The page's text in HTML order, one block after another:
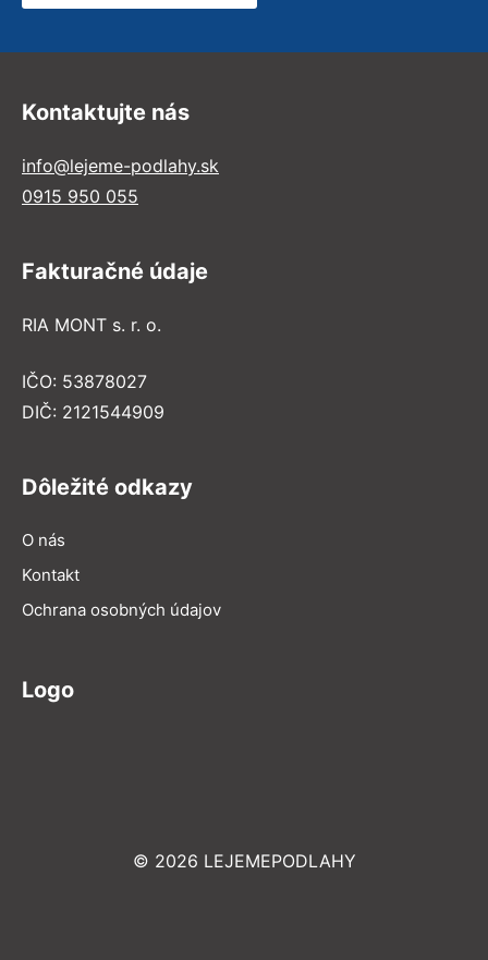
Kontaktujte nás
info@lejeme-podlahy.sk
0915 950 055
Fakturačné údaje
RIA MONT s. r. o.
IČO: 53878027
DIČ: 2121544909
Dôležité odkazy
O nás
Kontakt
Ochrana osobných údajov
Logo
© 2026 LEJEMEPODLAHY